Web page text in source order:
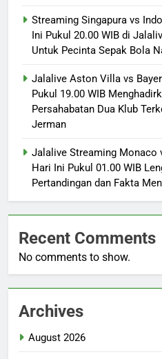
Streaming Singapura vs
Ini Pukul 20.00 WIB di
Untuk Pecinta Sepak Bola
Jalalive Aston Villa vs
Pukul 19.00 WIB
Persahabatan Dua Klub
Jerman
Jalalive Streaming Monaco
Hari Ini Pukul 01.00 WIB
Pertandingan dan Fakta
Recent Comments
No comments to show.
Archives
August 2026